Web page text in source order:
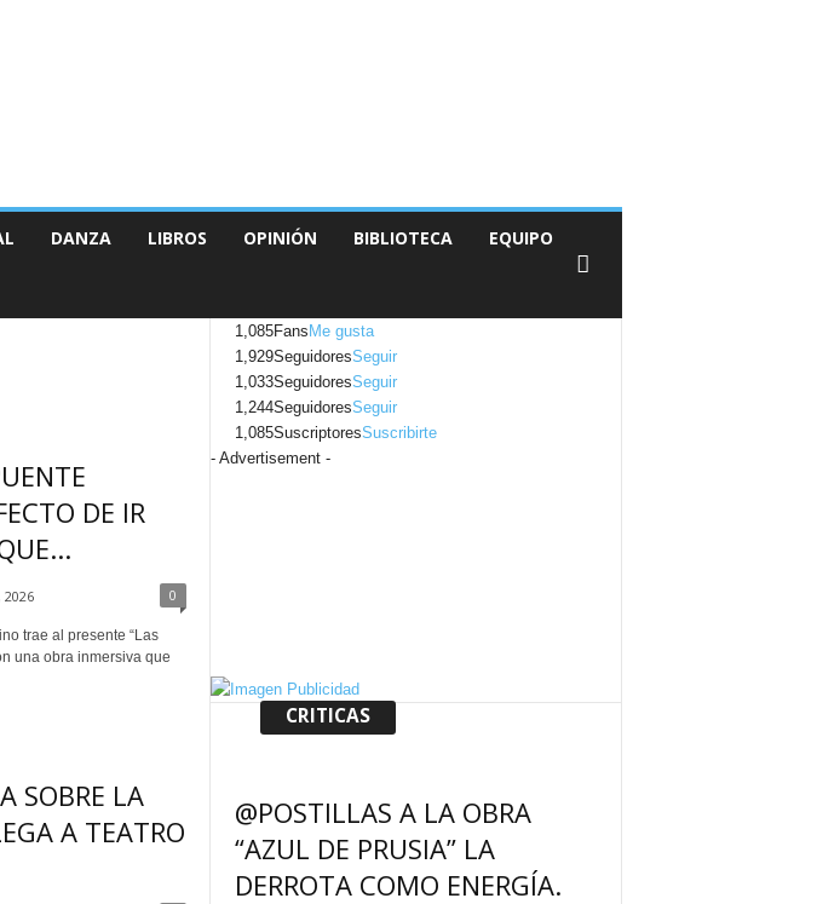
DANZA LIBROS OPINIÓN BIBLIOTECA EQUIPO
DE IR
2026 0
trae al presente “Las
una obra inmersiva que
SOBRE LA
A TEATRO
1,085Fans Me gusta
1,929SeguidoresSeguir
1,033SeguidoresSeguir
1,244SeguidoresSeguir
1,085SuscriptoresSuscribirte
- Advertisement -
CRITICAS
@POSTILLAS A LA OBRA
“AZUL DE PRUSIA” LA
DERROTA COMO ENERGÍA.